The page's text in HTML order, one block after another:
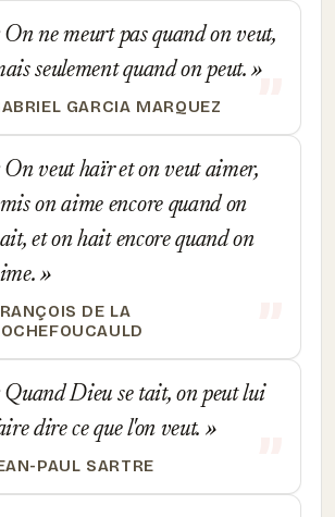
On ne meurt pas quand on veut,
seulement quand on peut.
GARCIA MARQUEZ
On veut haïr et on veut aimer,
on aime encore quand on
et on hait encore quand on
DE LA
Quand Dieu se tait, on peut lui
dire ce que l'on veut.
PAUL SARTRE